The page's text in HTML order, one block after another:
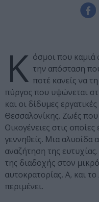
Κ όσμοι που καμιά
την απόσταση
ποτέ κανείς να
πύργος που υψώνεται
και οι δίδυμες
Θεσσαλονίκης. Ζωές που
Οικογένειες στις
γεννηθείς. Μια αλυσίδα
αναζήτηση της
της διαδοχής στον
αυτοκρατορίας. Α, και
περιμένει.